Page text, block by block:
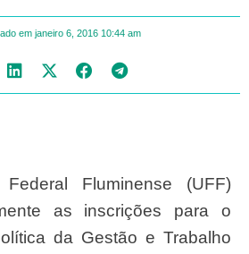
em janeiro 6, 2016 10:44 am
as inscrições para o
da Gestão e Trabalho